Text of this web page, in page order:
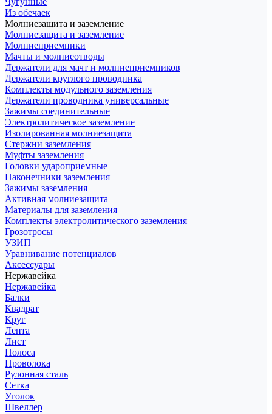
Из обечаек
Молниезащита и заземление
Молниезащита и заземление
Молниеприемники
Мачты и молниеотводы
Держатели для мачт и молниеприемников
Держатели круглого проводника
Комплекты модульного заземления
Держатели проводника универсальные
Зажимы соединительные
Электролитическое заземление
Изолированная молниезащита
Стержни заземления
Муфты заземления
Головки удароприемные
Наконечники заземления
Зажимы заземления
Активная молниезащита
Материалы для заземления
Комплекты электролитического заземления
Грозотросы
УЗИП
Уравнивание потенциалов
Аксессуары
Нержавейка
Нержавейка
Балки
Квадрат
Круг
Лента
Лист
Полоса
Проволока
Рулонная сталь
Сетка
Уголок
Швеллер